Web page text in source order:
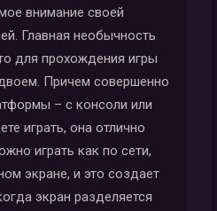
внимание своей
Главная необычность
для прохождения игры
Причем совершенно
– с консоли или
играть, она отлично
играть как по сети,
экране, и это создает
экран разделяется